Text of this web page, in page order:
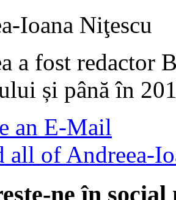
Ioana Niţescu
a fost redactor
și până în
an E-Mail
all of Andreea-
ne în social